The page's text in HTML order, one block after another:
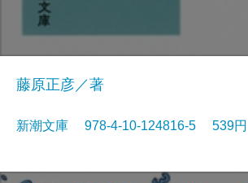
藤原正彦／著
新潮文庫 978-4-10-124816-5 539